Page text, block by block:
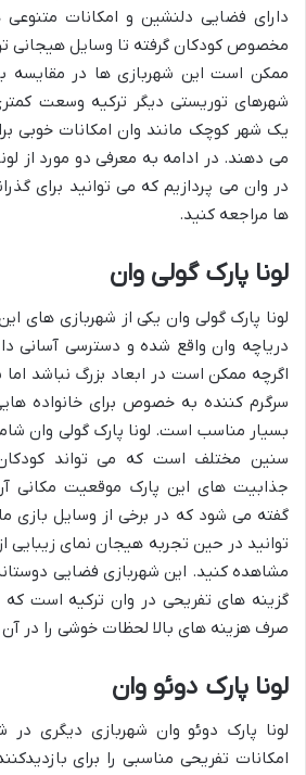
دارای فضایی دلنشین و امکانات
مخصوص کودکان گرفته تا وسایل هیجانی
ممکن است این شهربازی ها در مقایسه
شهرهای توریستی دیگر ترکیه وسعت
یک شهر کوچک مانند وان امکانات خوبی
می دهند. در ادامه به معرفی دو مورد از
در وان می پردازیم که می توانید برای
ها مراجعه کنید.
لونا پارک گولی وان
لونا پارک گولی وان یکی از شهربازی های
دریاچه وان واقع شده و دسترسی آسانی
اگرچه ممکن است در ابعاد بزرگ نباشد
سرگرم کننده به خصوص برای خانواده
بسیار مناسب است. لونا پارک گولی وان
سنین مختلف است که می تواند کودکان
جذابیت های این پارک موقعیت مکانی
گفته می شود که در برخی از وسایل بازی
توانید در حین تجربه هیجان نمای زیبایی
مشاهده کنید. این شهربازی فضایی
گزینه های تفریحی در وان ترکیه است که
صرف هزینه های بالا لحظات خوشی را در
لونا پارک دوئو وان
لونا پارک دوئو وان شهربازی دیگری
امکانات تفریحی مناسبی را برای